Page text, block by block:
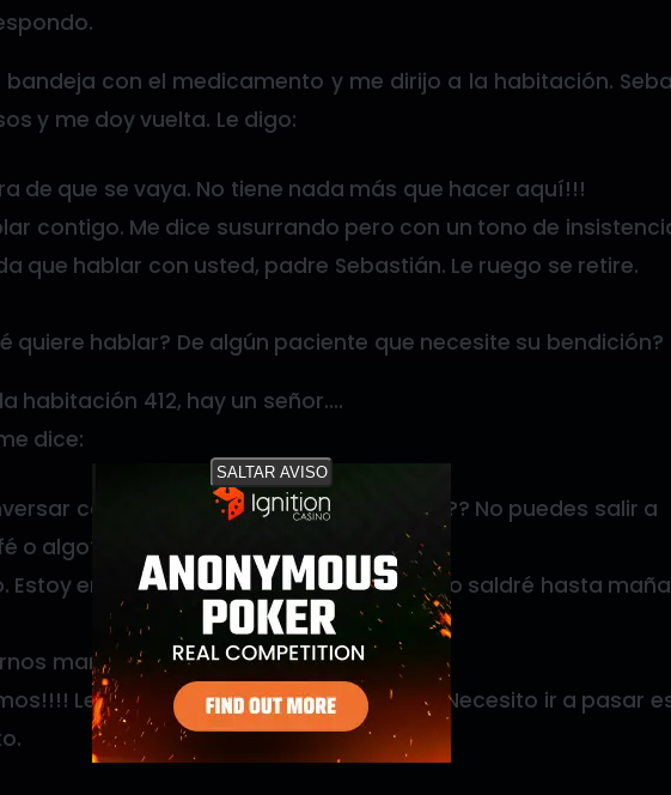
con el medicamento y me dirijo a la habitación.
y me doy vuelta. Le digo:
de que se vaya. No tiene nada más que hacer aquí!!!
contigo. Me dice susurrando pero con un tono de
que hablar con usted, padre Sebastián. Le ruego se retire.
quiere hablar? De algún paciente que necesite su bendición?
habitación 412, hay un señor….
dice:
contigo. Podemos vernos después?? No puedes salir a
o algo?
Estoy en turno. Hoy estoy de 24 así que no saldré hasta
mañana?
Le ruego se retire PADRE, por favor. Necesito ir a pasar
SALTAR AVISO